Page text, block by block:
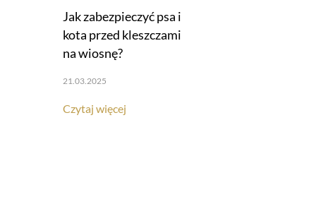
Jak zabezpieczyć psa i
kota przed kleszczami
na wiosnę?
21.03.2025
Czytaj więcej